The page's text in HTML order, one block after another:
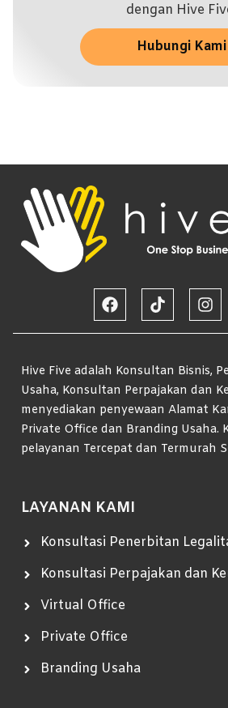
dengan Hive
Hubungi Kami
Hive Five adalah Konsultan Bisnis,
Usaha, Konsultan Perpajakan dan
menyediakan penyewaan Alamat
Private Office dan Branding Usaha.
pelayanan Tercepat dan Termurah
LAYANAN KAMI
Konsultasi Penerbitan
Konsultasi Perpajakan dan
Virtual Office
Private Office
Branding Usaha